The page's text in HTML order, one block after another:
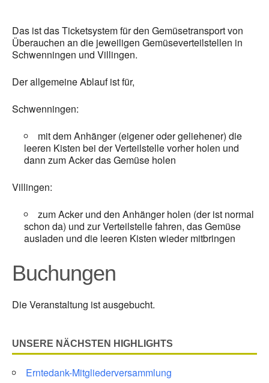
Das ist das Ticketsystem für den Gemüsetransport von
Überauchen an die jeweiligen Gemüseverteilstellen in
Schwenningen und Villingen.
Der allgemeine Ablauf ist für,
Schwenningen:
mit dem Anhänger (eigener oder geliehener) die
leeren Kisten bei der Verteilstelle vorher holen und
dann zum Acker das Gemüse holen
Villingen:
zum Acker und den Anhänger holen (der ist normal
schon da) und zur Verteilstelle fahren, das Gemüse
ausladen und die leeren Kisten wieder mitbringen
Buchungen
Die Veranstaltung ist ausgebucht.
UNSERE NÄCHSTEN HIGHLIGHTS
Erntedank-Mitgliederversammlung